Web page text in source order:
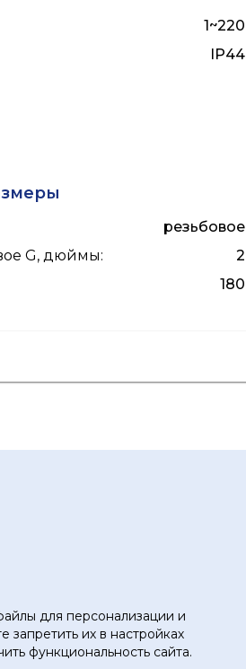
1~220
IP44
резьбовое
G, дюймы:
2
180
для персонализации и
их в настройках
функциональность сайта.